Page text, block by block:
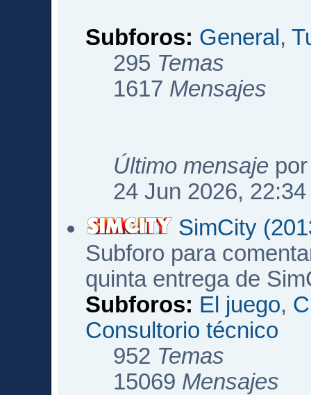
Subforos: General ,
295 Temas
1617 Mensajes
Último mensaje
24 Jun 2026, 22:34
SimCity
Subforo para
quinta entrega de
Subforos: El juego,
Consultorio técnico
952 Temas
15069 Mensajes